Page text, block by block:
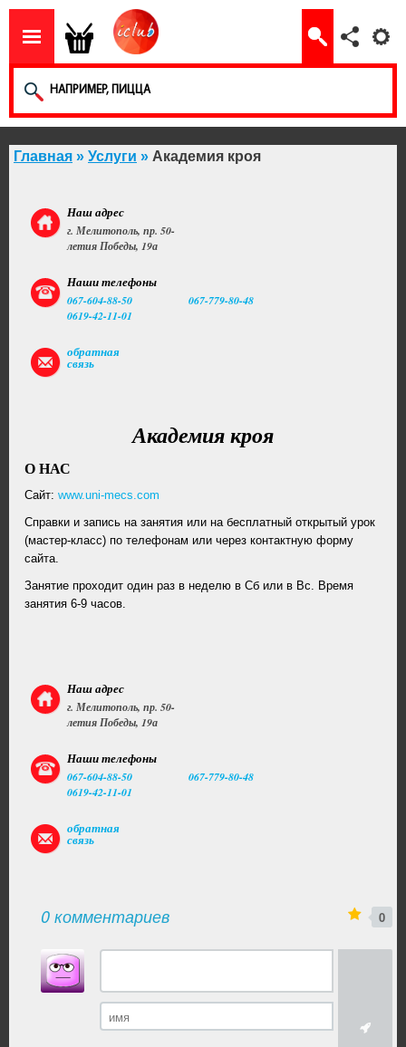
Главная » Услуги » Академия кроя
Наш адрес
г. Мелитополь, пр. 50-
летия Победы, 19а
Наши телефоны
067-604-88-50
067-779-80-48
0619-42-11-01
обратная
связь
Академия кроя
О НАС
Cайт: www.uni-mecs.com
Справки и запись на занятия или на бесплатный открытый урок
(мастер-класс) по телефонам или через контактную форму
сайта.
Занятие проходит один раз в неделю в Сб или в Вс. Время
занятия 6-9 часов.
Наш адрес
г. Мелитополь, пр. 50-
летия Победы, 19а
Наши телефоны
067-604-88-50
067-779-80-48
0619-42-11-01
обратная
связь
0 комментариев 0